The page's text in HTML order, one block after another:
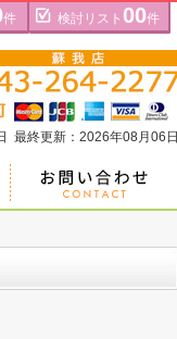
件 検討リスト 00件
最終更新：2026年08月06日